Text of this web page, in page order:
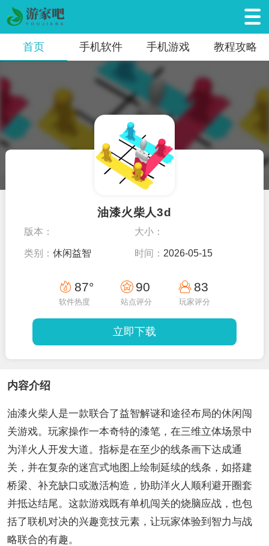
首页 手机软件 手机游戏 教程攻略
油漆火柴人3d
版本： 大小：
类别：休闲益智 时间： 2026-05-15
87°
软件热度
90
站点评分
83
玩家评分
立即下载
内容介绍
油漆火柴人是一款联合了益智解谜和途径布局的休闲闯
关游戏。玩家操作一本奇特的漆笔，在三维立体场景中
为洋火人开发大道。指标是在至少的线条画下达成通
关，并在复杂的迷宫式地图上绘制延续的线条，如搭建
桥梁、补充缺口或激活构造，协助洋火人顺利避开圈套
并抵达结尾。这款游戏既有单机闯关的烧脑应战，也包
括了联机对决的兴趣竞技元素，让玩家体验到智力与战
略联合的有趣。